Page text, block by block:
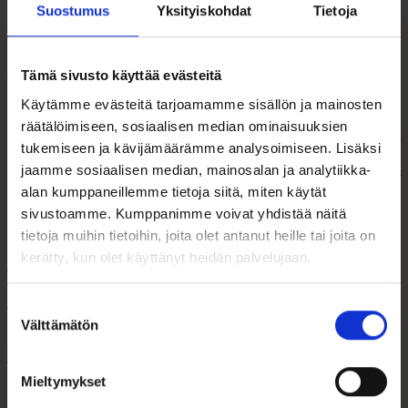
Suostumus Yksityiskohdat Tietoja
Tämä sivusto käyttää evästeitä
Käytämme evästeitä tarjoamamme sisällön ja mainosten
räätälöimiseen, sosiaalisen median ominaisuuksien
tukemiseen ja kävijämäärämme analysoimiseen. Lisäksi
jaamme sosiaalisen median, mainosalan ja analytiikka-
alan kumppaneillemme tietoja siitä, miten käytät
sivustoamme. Kumppanimme voivat yhdistää näitä
tietoja muihin tietoihin, joita olet antanut heille tai joita on
kerätty, kun olet käyttänyt heidän palvelujaan.
Suostumuksen
valinta
Välttämätön
Mieltymykset
Tutustu myös
Kultainen kaulaketju
Venetsia...
Tällä
tuotteella
useampi
muunnelma.
Voit
tehdä
valinnat
tuotteen
Kultainen kaulaketju